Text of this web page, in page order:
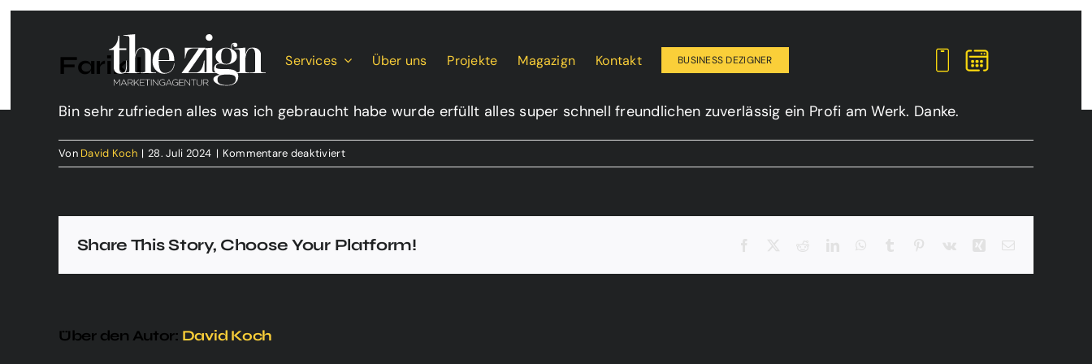
Zum
Services Über uns Projekte Magazign Kontakt BUSINESS DEZIGNER
Farik I.
Bin sehr zufrieden alles was ich gebraucht habe wurde erfüllt alles super schnell freundlichen zuverlässig ein Profi am Werk. Danke.
Von David Koch | 28. Juli 2024 | Kommentare deaktiviertfür
Farik
Share This Story, Choose Your Platform! Facebook RedditLinkedInWhatsApp
Tumblr Pinterest
Vk XingE-
Über den Autor: David Koch